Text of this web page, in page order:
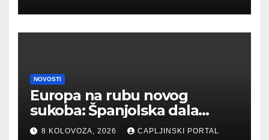
NOVOSTI
Europa na rubu novog
sukoba: Španjolska dala
ultimatum Italiji zbog
8 KOLOVOZA, 2026 CAPLJINSKI PORTAL